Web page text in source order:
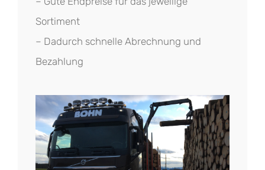
Sortiment
– Dadurch schnelle Abrechnung und
Bezahlung